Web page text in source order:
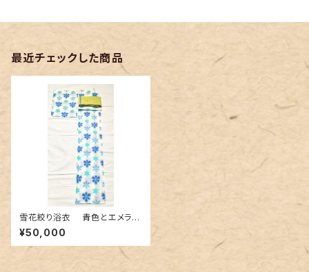
最近チェックした商品
雪花絞り浴衣 青色とエメラル
ドグリーン
¥50,000